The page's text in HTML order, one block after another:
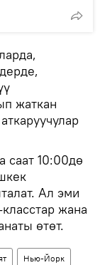
жаткан
саат 10:00дө
Ал эми
жана
өтөт.
Нью-Йорк